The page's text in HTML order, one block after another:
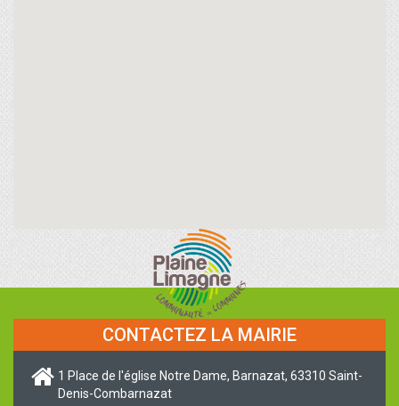
CONTACTEZ LA MAIRIE
1 Place de l'église Notre Dame, Barnazat, 63310 Saint-
Denis-Combarnazat